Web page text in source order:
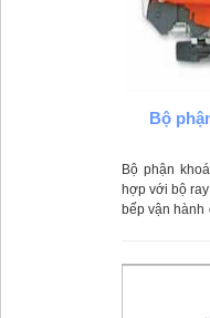
Bộ
Bộ phận
hợp với bộ
bếp vận hành